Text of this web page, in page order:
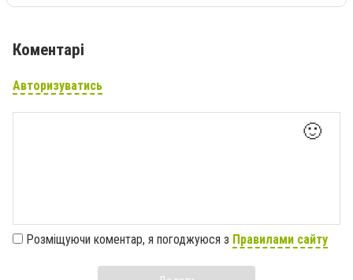
Коментарі
Авторизуватись
🙂
Розміщуючи коментар, я погоджуюся з Правилами сайту